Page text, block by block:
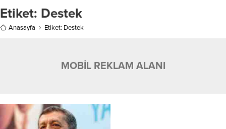
Etiket: Destek
Anasayfa Etiket: Destek
MOBİL REKLAM ALANI